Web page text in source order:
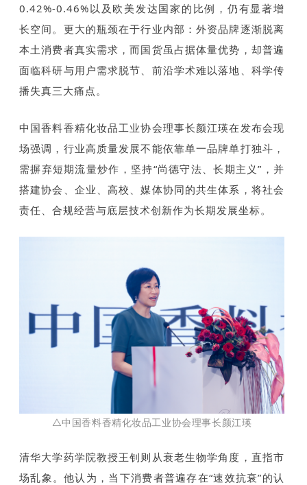
0.42%-0.46%以及欧美发达国家的比例，仍有显著增
长空间。更大的瓶颈在于行业内部：外资品牌逐渐脱离
本土消费者真实需求，而国货虽占据体量优势，却普遍
面临科研与用户需求脱节、前沿学术难以落地、科学传
播失真三大痛点。
中国香料香精化妆品工业协会理事长颜江瑛在发布会现
场强调，行业高质量发展不能依靠单一品牌单打独斗，
需摒弃短期流量炒作，坚持“尚德守法、长期主义”，并
搭建协会、企业、高校、媒体协同的共生体系，将社会
责任、合规经营与底层技术创新作为长期发展坐标。
△中国香料香精化妆品工业协会理事长颜江瑛
清华大学药学院教授王钊则从衰老生物学角度，直指市
场乱象。他认为，当下消费者普遍存在“速效抗衰”的认